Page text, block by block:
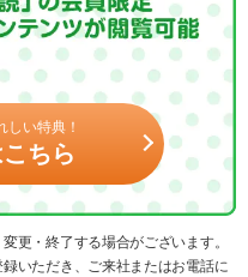
しい特典！
ちら
更・終了する場合がございます。
いただき、ご来社またはお電話に